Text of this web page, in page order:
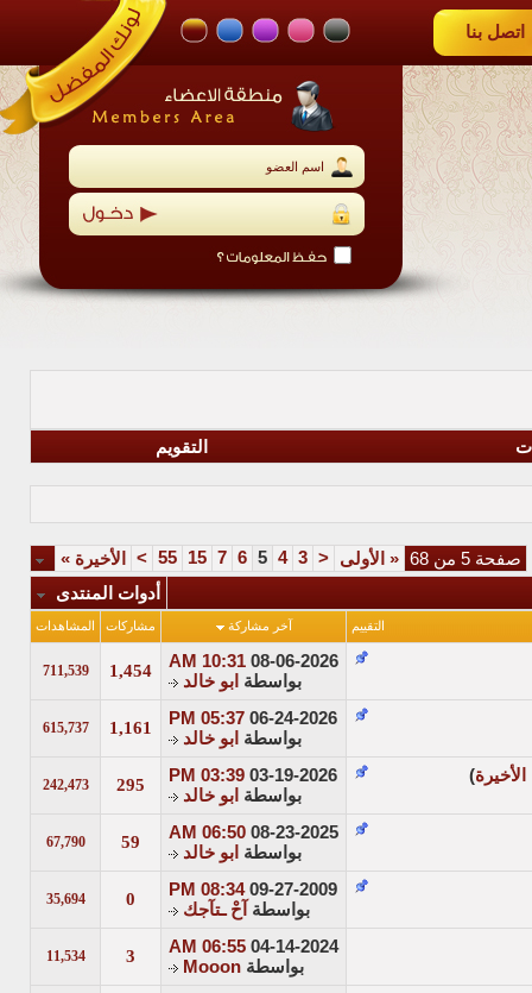
اتصل بنا
التقويم
صفحة 5 من 68 « الأولى <
3
4
5
6
7
15
55
> الأخيرة »
أدوات المنتدى
التقييم آخر مشاركة مشاركات المشاهدات
08-06-2026
10:31 AM
بواسطة ابو خالد
1,454
711,539
06-24-2026
05:37 PM
بواسطة ابو خالد
1,161
615,737
)
03-19-2026
03:39 PM
بواسطة ابو خالد
295
242,473
08-23-2025
06:50 AM
بواسطة ابو خالد
59
67,790
09-27-2009
08:34 PM
بواسطة
آحْ ـتآجك
0
35,694
04-14-2024
06:55 AM
بواسطة Mooon
3
11,534